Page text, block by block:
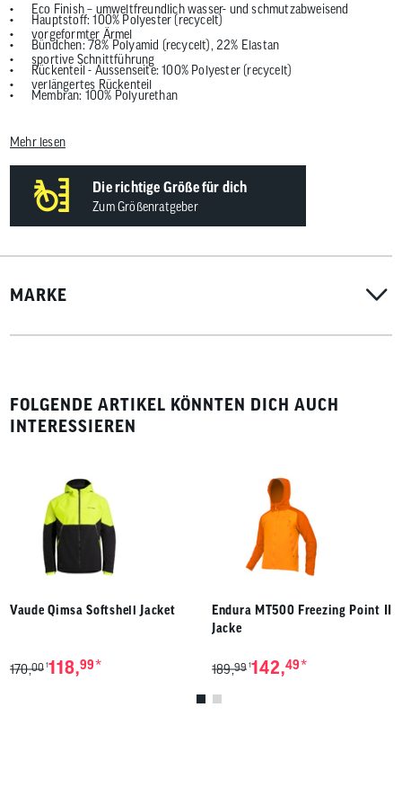
Eco Finish – umweltfreundlich wasser- und schmutzabweisend
vorgeformter Ärmel
sportive Schnittführung
verlängertes Rückenteil
teilweise wattiert
wasserabweisende Zonen
2 Brusttaschen mit Reißverschluss
Lycrabündchen am Handgelenk
hoher Stehkragen
Standardpassform für ein bequemes Tragegefühl
Hauptstoff: 100% Polyester (recycelt)
Bündchen: 78% Polyamid (recycelt), 22% Elastan
Rückenteil - Aussenseite: 100% Polyester (recycelt)
Membran: 100% Polyurethan
Einsätze: 94% Polyester (recycelt), 6% Elastan
Wattierung: 100% Polyester (recycelt)
Mehr lesen
Die richtige Größe für dich
Zum Größenratgeber
MARKE
FOLGENDE ARTIKEL KÖNNTEN DICH AUCH
INTERESSIEREN
Vaude Qimsa Softshell Jacket
170,00 1118,99*
Endura MT500 Freezing Point II
Jacke
189,99 1142,49*